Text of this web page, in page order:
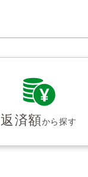
返済額から探す